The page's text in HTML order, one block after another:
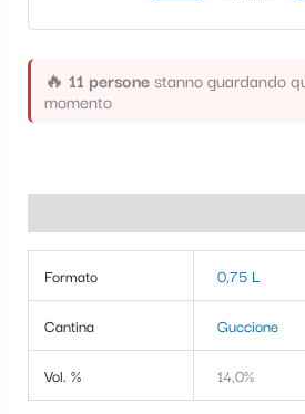
🔥 11 personestanno guardando
momento
Formato 0,75 L
Cantina Guccione
Vol. % 14,0%
g
o